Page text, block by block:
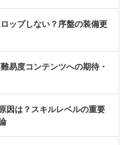
ップしない？序盤の装備更
易度コンテンツへの期待・
因は？スキルレベルの重要